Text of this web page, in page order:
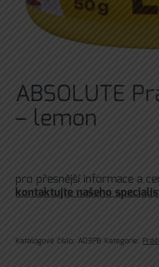
ABSOLUTE
– lemon
pro přesnější informace a
kontaktujte našeho
Katalogové číslo:A03PB Kategorie: